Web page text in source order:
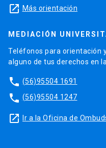
launch Más orientación
MEDIACIÓN
Teléfonos para orientación
alguno de tus derechos en
phone (56)95504 1691
phone (56)95504 1247
launch Ir a la Oficina de